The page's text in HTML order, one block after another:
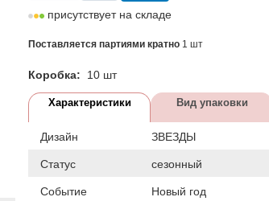
присутствует на складе
Поставляется партиями кратно 1 шт
Коробка: 10 шт
Характеристики Вид упаковки
Дизайн ЗВЕЗДЫ
Статус сезонный
Событие Новый год